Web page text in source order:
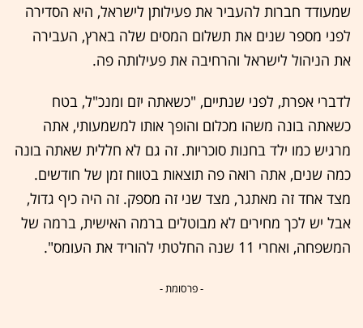
שמעודד חברות להעביר את פעילותן לישראל, היא הסדירה
לפני מספר שנים את תשלום המסים שלה בארץ, העבירה
את הניהול לישראל והרחיבה את פעילותה פה.
לדברי אפרת, לפני שנתיים, "כשאתה יזם ומנכ"ל, בטח
כשאתה בונה משהו מכלום והופך אותו למשמעותי, אתה
מרגיש כמו ילד בחנות סוכריות. זה גם לא חללית שאתה בונה
כמה שנים, אתה רואה פה תוצאות בטווח זמן של חודשים.
מצד אחד זה מאתגר, מצד שני זה מספק. זה היה כיף גדול,
אבל יש לכך מחירים לא מבוטלים ברמה האישית, ברמה של
המשפחה, ואחרי 11 שנה החלטתי להוריד את העומס".
- פרסומת -